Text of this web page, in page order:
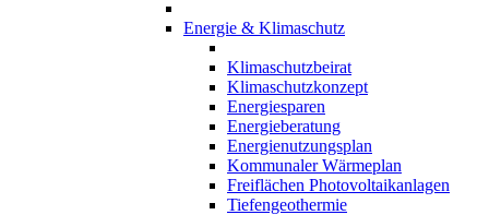
Energie & Klimaschutz
Klimaschutzbeirat
Klimaschutzkonzept
Energiesparen
Energieberatung
Energienutzungsplan
Kommunaler Wärmeplan
Freiflächen Photovoltaikanlagen
Tiefengeothermie